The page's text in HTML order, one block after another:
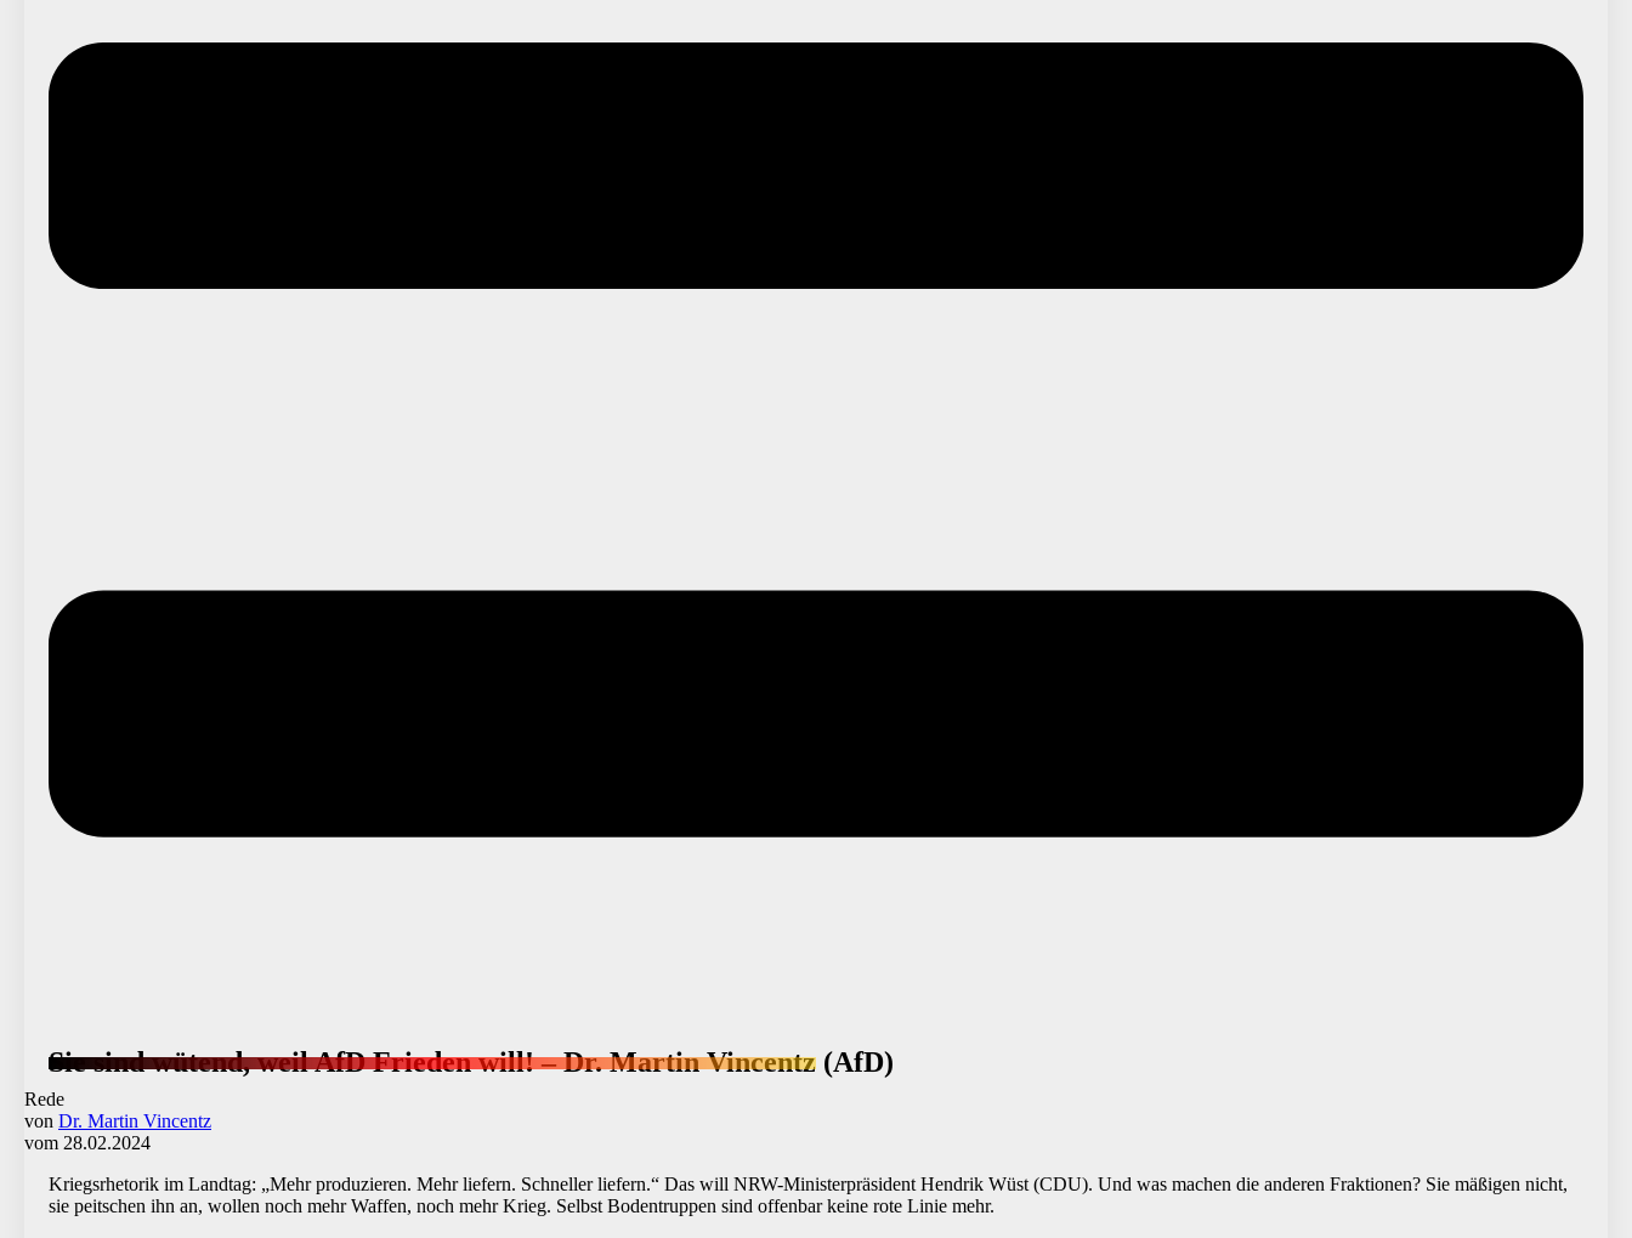
Sie sind wütend, weil AfD Frieden will! – Dr. Martin Vincentz (AfD)
Rede
von Dr. Martin Vincentz
vom 28.02.2024
Kriegsrhetorik im Landtag: „Mehr produzieren. Mehr liefern. Schneller liefern.“ Das will NRW-Ministerpräsident Hendrik Wüst (CDU). Und was machen die anderen Fraktionen? Sie mäßigen nicht,
sie peitschen ihn an, wollen noch mehr Waffen, noch mehr Krieg. Selbst Bodentruppen sind offenbar keine rote Linie mehr.